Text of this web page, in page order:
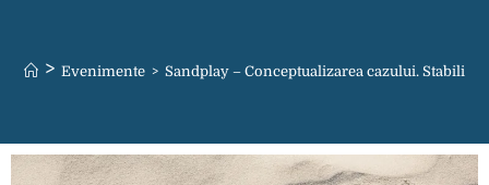
> Evenimente > Sandplay – Conceptualizarea cazului.